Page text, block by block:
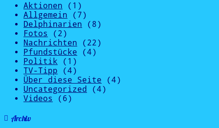
Aktionen (1)
Allgemein (7)
Delphinarien (8)
Fotos
(2)
Nachrichten (22)
Pfundstücke (4)
Politik (1)
TV-Tipp (4)
Über diese Seite (4)
Uncategorized
(4)
Videos
(6)
Archiv